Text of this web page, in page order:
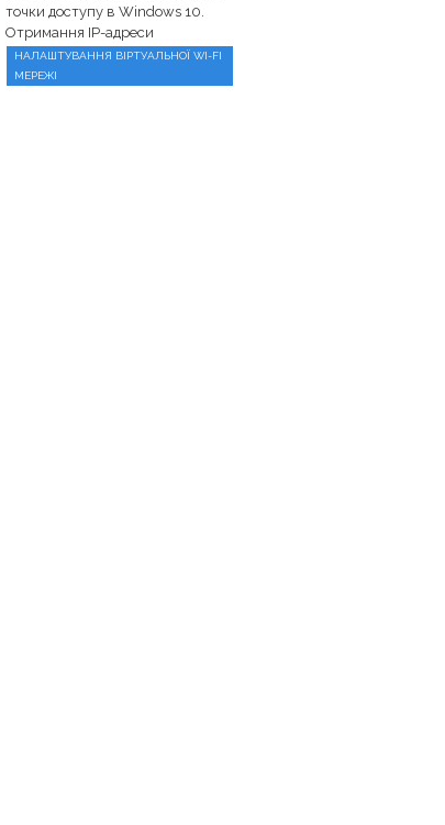
точки доступу в Windows 10.
Отримання IP-адреси
НАЛАШТУВАННЯ ВІРТУАЛЬНОЇ WI-FI
МЕРЕЖІ